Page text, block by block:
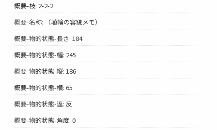
概要-枝: 2-2-2
概要-名称: （埴輪の容貌メモ）
概要-物的状態-長さ: 184
概要-物的状態-幅: 245
概要-物的状態-縦: 186
概要-物的状態-横: 65
概要-物的状態-返: 反
概要-物的状態-角度: 0